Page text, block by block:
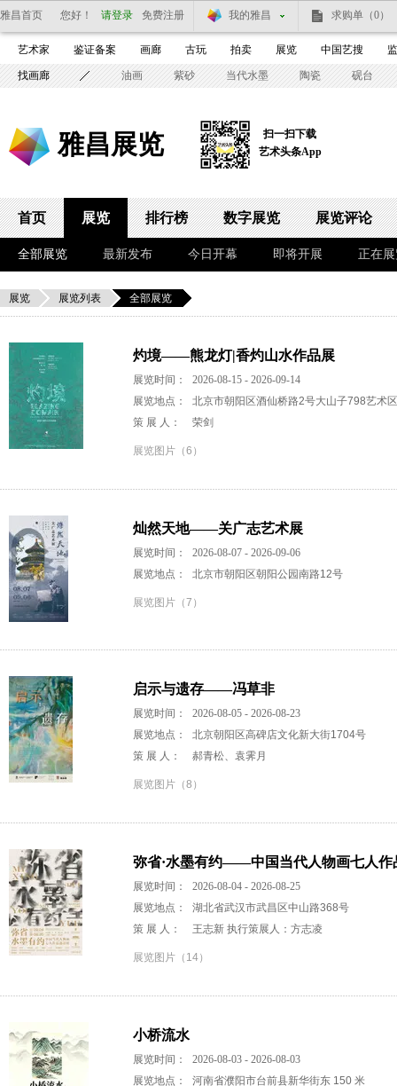
雅昌首页 您好！ 请登录 免费注册 我的雅昌 求购单 （0）
艺术家 鉴证备案 画廊 古玩 拍卖 展览 中国艺搜
找画廊 油画 紫砂 当代水墨 陶瓷 砚台
雅昌展览
扫一扫下载
艺术头条App
首页 展览 排行榜 数字展览 展览评论
全部展览 最新发布 今日开幕 即将开展 正在
展览 展览列表 全部展览
灼境——熊龙灯|香灼山水作品展
展览时间：
2026-08-15 - 2026-09-14
展览地点：
北京市朝阳区酒仙桥路2号大山子798艺术
策 展 人：
荣剑
展览图片（6）
灿然天地——关广志艺术展
展览时间：
2026-08-07 - 2026-09-06
展览地点：
北京市朝阳区朝阳公园南路12号
展览图片（7）
启示与遗存——冯草非
展览时间：
2026-08-05 - 2026-08-23
展览地点：
北京朝阳区高碑店文化新大街1704号
策 展 人：
郝青松、袁霁月
展览图片（8）
弥省·水墨有约——中国当代人物画七人作
展览时间：
2026-08-04 - 2026-08-25
展览地点：
湖北省武汉市武昌区中山路368号
策 展 人：
王志新 执行策展人：方志凌
展览图片（14）
小桥流水
展览时间：
2026-08-03 - 2026-08-03
展览地点：
河南省濮阳市台前县新华街东 150 米